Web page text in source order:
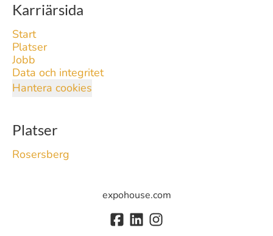
Karriärsida
Start
Platser
Jobb
Data och integritet
Hantera cookies
Platser
Rosersberg
expohouse.com